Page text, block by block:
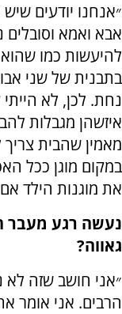
״אנחנו יודעים
אבא ואמא וסובלים
להיעשות כמו
בתבנית של שני
נחת. לכן, לא
איזשהן מגבלות
מאמין שהבית צריך
במקום מוגן ככל
את מוגנות הילד
נעשה רגע מעבר
גאווה?
״אני חושב שזה לא
הרבים. אני אומר